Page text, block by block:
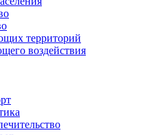
территорий
воздействия